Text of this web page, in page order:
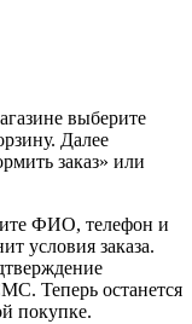
выберите
Далее
заказ» или
ФИО, телефон и
условия заказа.
Теперь останется
покупке.